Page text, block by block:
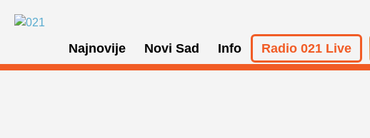
Najnovije Novi Sad Info Radio 021 Live